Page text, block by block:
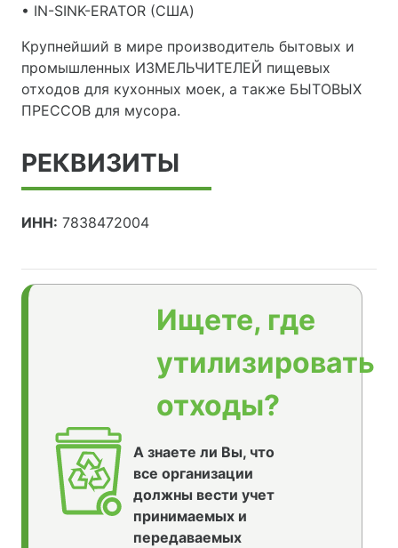
• IN-SINK-ERATOR (США)
Крупнейший в мире производитель бытовых и
промышленных ИЗМЕЛЬЧИТЕЛЕЙ пищевых
отходов для кухонных моек, а также БЫТОВЫХ
ПРЕССОВ для мусора.
РЕКВИЗИТЫ
ИНН: 7838472004
Ищете, где
утилизировать
отходы?
А знаете ли Вы, что
все организации
должны вести учет
принимаемых и
передаваемых